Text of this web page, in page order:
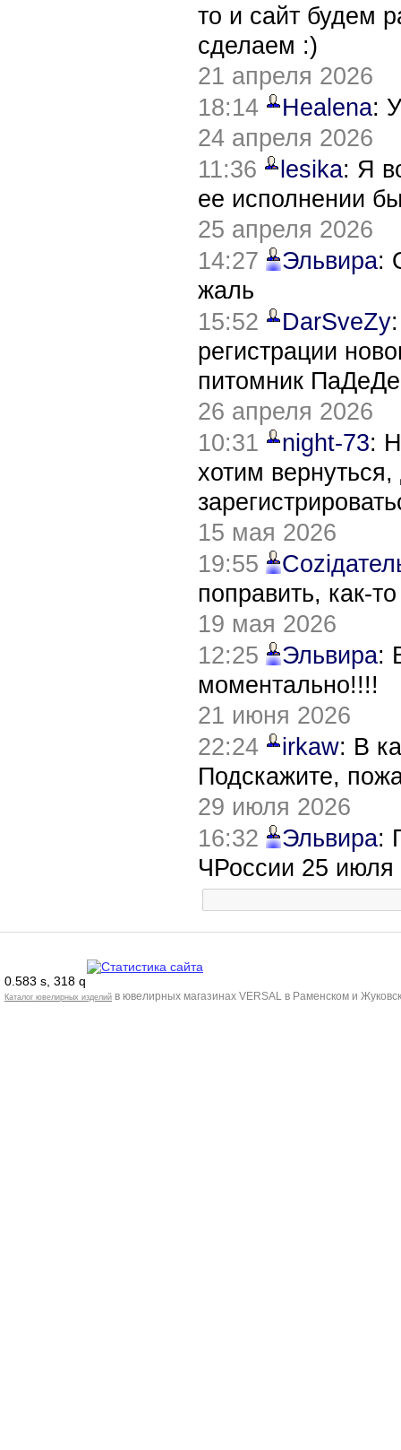
то и сайт будем
сделаем :)
21 апреля 2026
18:14
Healena:
24 апреля 2026
11:36
lesika: Я
ее исполнении
25 апреля 2026
14:27
Эльвира:
жаль
15:52
DarSveZy
регистрации
питомник
26 апреля 2026
10:31
night-73:
хотим
15 мая 2026
19:55
поправить, как-
19 мая 2026
12:25
Эльвира:
моментально!!!!
21 июня 2026
22:24
irkaw: В
Подскажите,
29 июля 2026
16:32
Эльвира:
ЧРоссии 25 июля
0.583 s, 318 q
Каталог ювелирных изделий в ювелирных магазинах VERSAL в Раменском и